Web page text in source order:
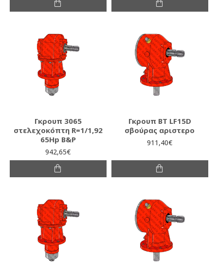
Γκρουπ 3065
στελεχοκόπτη R=1/1,92
65Hp B&P
942,65€
Γκρουπ ΒΤ LF15D
σβούρας αριστερο
911,40€